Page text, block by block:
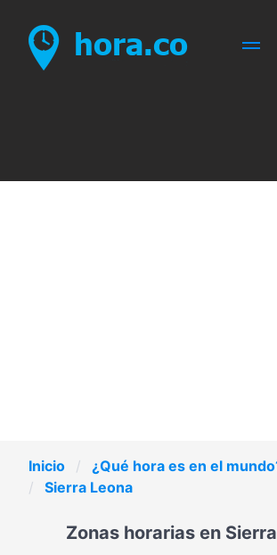
Inicio ¿Qué hora es en el
Sierra Leona
Zonas horarias en